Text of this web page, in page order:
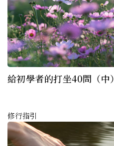
給初學者的打坐40問（中）
修行指引